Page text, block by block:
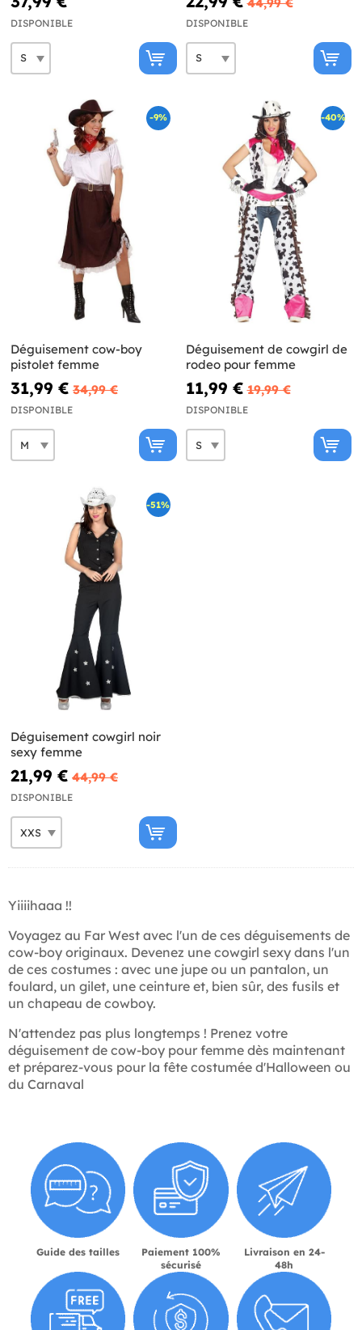
DISPONIBLE DISPONIBLE
-9%
Déguisement cow-boy
pistolet femme
31,99 € 34,99 €
DISPONIBLE
-40%
Déguisement de cowgirl de
rodeo pour femme
11,99 € 19,99 €
DISPONIBLE
-51%
Déguisement cowgirl noir
sexy femme
21,99 € 44,99 €
DISPONIBLE
Yiiiihaaa !!
Voyagez au Far West avec l'un de ces déguisements de
cow-boy originaux. Devenez une cowgirl sexy dans l'un
de ces costumes : avec une jupe ou un pantalon, un
foulard, un gilet, une ceinture et, bien sûr, des fusils et
un chapeau de cowboy.
N'attendez pas plus longtemps ! Prenez votre
déguisement de cow-boy pour femme dès maintenant
et préparez-vous pour la fête costumée d'Halloween ou
du Carnaval
Guide des tailles
Paiement 100%
sécurisé
Livraison en 24-
48h